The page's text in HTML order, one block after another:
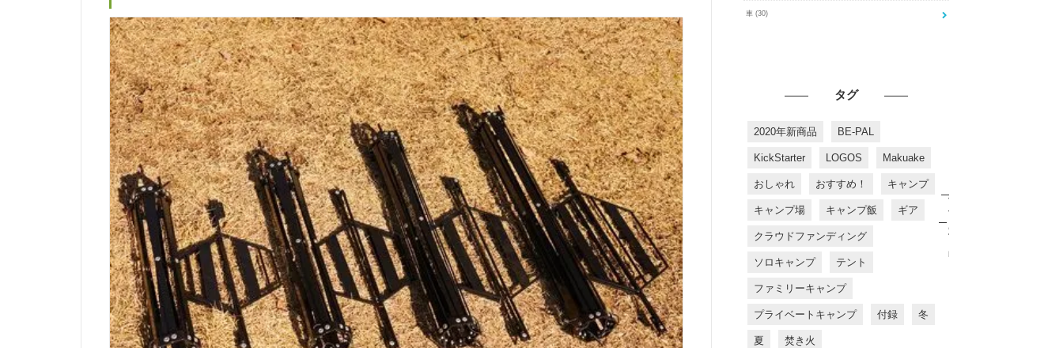
車 (30)
タグ
2020年新商品 BE-PAL
KickStarter LOGOS Makuake
おしゃれ おすすめ！ キャンプ
キャンプ場 キャンプ飯 ギア
クラウドファンディング
ソロキャンプ テント
ファミリーキャンプ
プライベートキャンプ 付録 冬
夏 焚き火
す
す
め
商
品